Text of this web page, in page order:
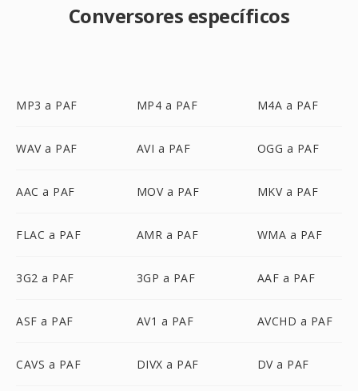
Conversores específicos
MP3 a PAF MP4 a PAF M4A a PAF
WAV a PAF AVI a PAF OGG a PAF
AAC a PAF MOV a PAF MKV a PAF
FLAC a PAF AMR a PAF WMA a PAF
3G2 a PAF 3GP a PAF AAF a PAF
ASF a PAF AV1 a PAF AVCHD a PAF
CAVS a PAF DIVX a PAF DV a PAF